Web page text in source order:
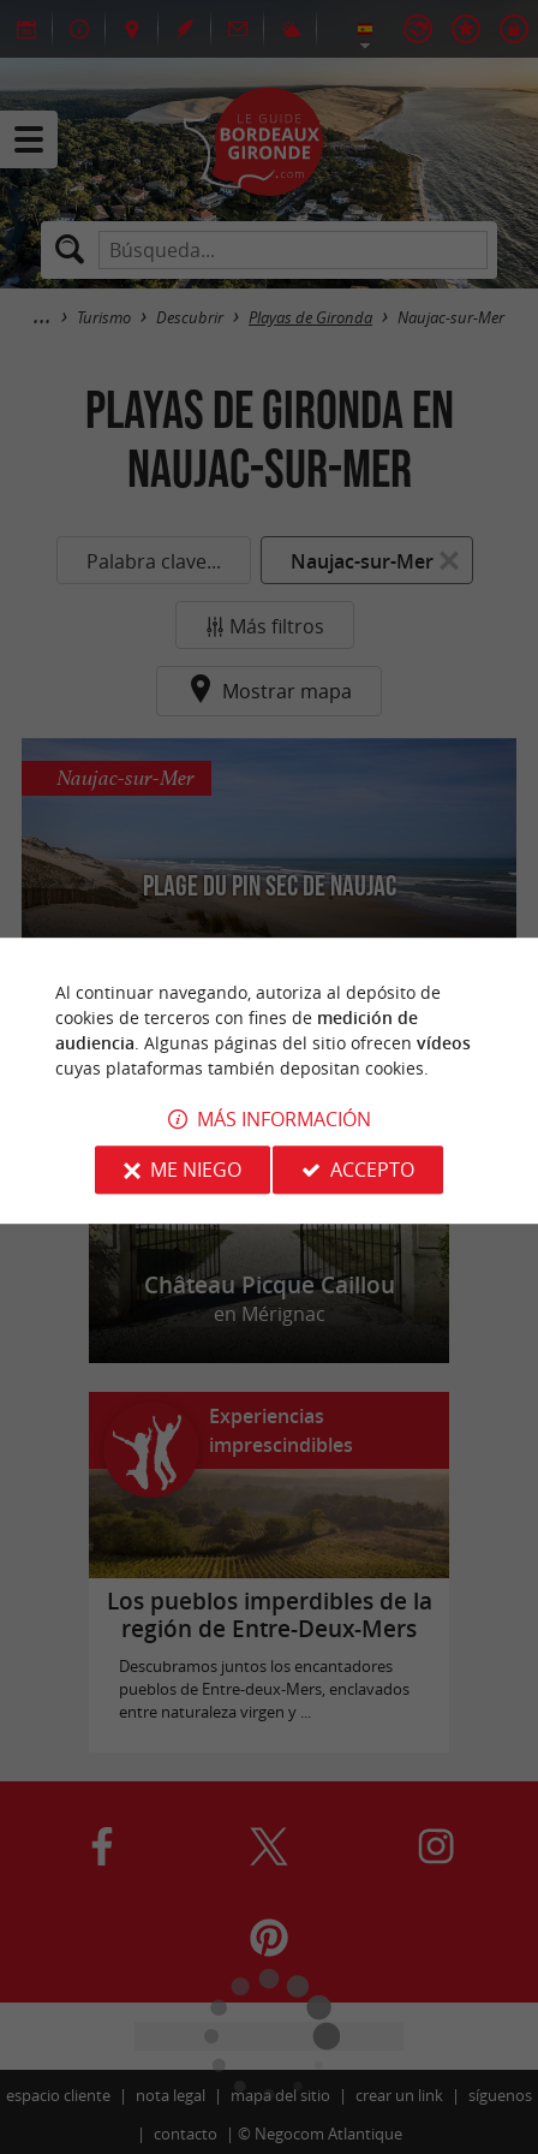
Turismo Descubrir Playas de Gironda Naujac-sur-Mer
Playas de Gironda en
Naujac-sur-Mer
Palabra clave... Naujac-sur-Mer
Más filtros
Mostrar mapa
Plage du Pin Sec de Naujac
Naujac-sur-Mer
n
u
e
s
t
r
o
f
a
v
o
r
i
t
o
Château Picque Caillou
en Mérignac
Experiencias
imprescindibles
Los pueblos imperdibles de la
región de Entre-Deux-Mers
Descubramos juntos los encantadores
pueblos de Entre-deux-Mers, enclavados
entre naturaleza virgen y ...
espacio cliente nota legal mapa del sitio crear un link
síguenos
contacto
© Negocom Atlantique
Al continuar navegando, autoriza al depósito de
cookies de terceros con fines de medición de
audiencia. Algunas páginas del sitio ofrecen vídeos
cuyas plataformas también depositan cookies.
MÁS INFORMACIÓN
ME NIEGO
ACCEPTO